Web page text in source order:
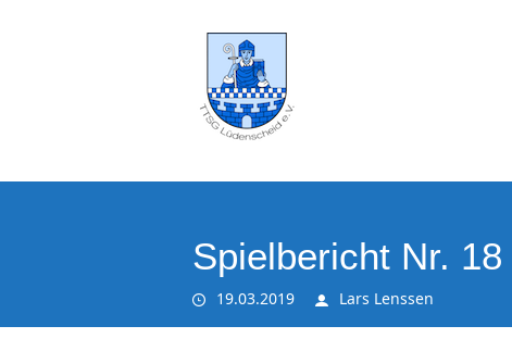
Spielbericht Nr. 18
19.03.2019 Lars Lenssen